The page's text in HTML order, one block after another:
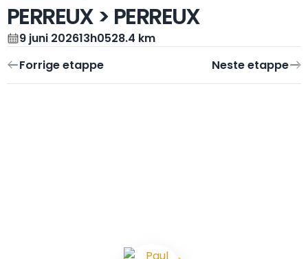
PERREUX > PERREUX
9 juni 202613h0528.4 km